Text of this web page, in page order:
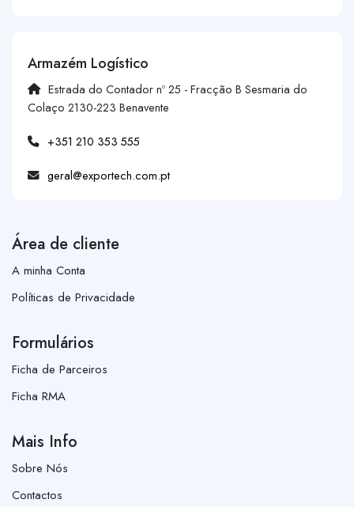
Armazém Logístico
Estrada do Contador nº 25 - Fracção B Sesmaria do
Colaço 2130-223 Benavente
+351 210 353 555
geral@exportech.com.pt
Área de cliente
A minha Conta
Políticas de Privacidade
Formulários
Ficha de Parceiros
Ficha RMA
Mais Info
Sobre Nós
Contactos